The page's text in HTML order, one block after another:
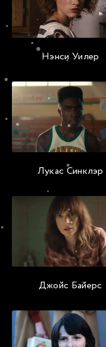
Нэнси Уилер
Лукас Синклэр
Джойс Байерс